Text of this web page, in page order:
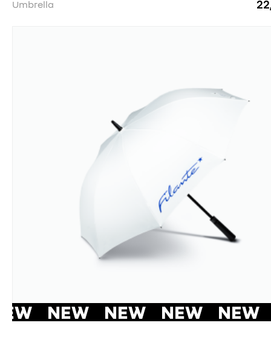
Umbrella
NEW NEW NEW